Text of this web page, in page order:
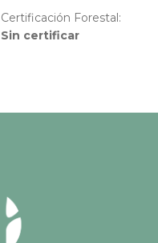
Certificación Forestal:
Sin certificar